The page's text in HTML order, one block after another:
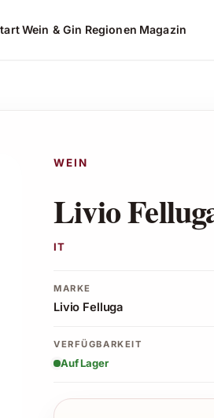
Wein & Gin Regionen Magazin
WEIN
Livio
IT
MARKE
Livio Felluga
VERFÜGBARKEIT
Auf Lager